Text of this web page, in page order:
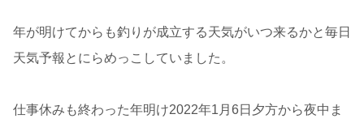
年が明けてからも釣りが成立する天気がいつ来るかと毎日
天気予報とにらめっこしていました。
仕事休みも終わった年明け2022年1月6日夕方から夜中ま